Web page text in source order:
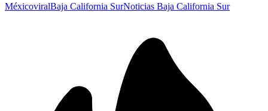
MéxicoviralBaja California SurNoticias Baja California Sur